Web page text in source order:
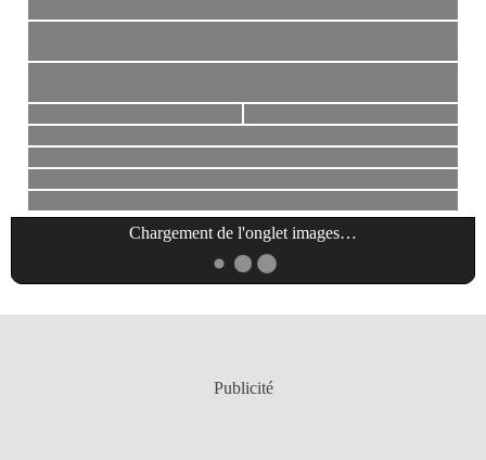
Chargement de l'onglet images…
Publicité